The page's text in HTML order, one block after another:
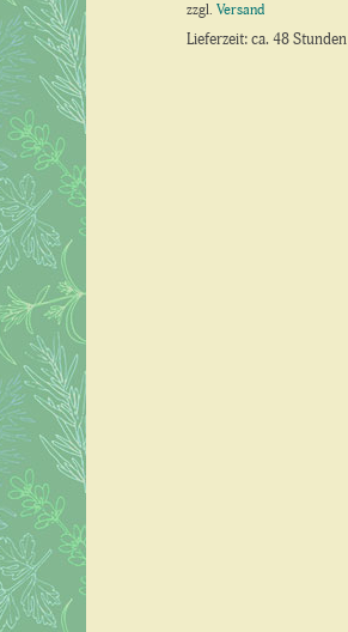
zzgl. Versand
Lieferzeit: ca. 48 Stunden